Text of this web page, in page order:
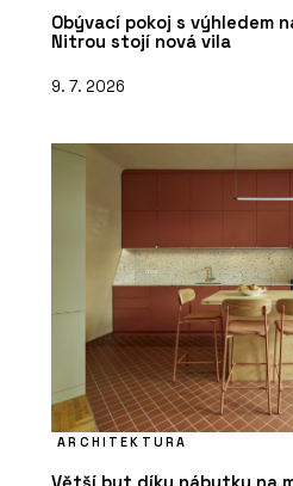
Obývací pokoj s výhledem
Nitrou stojí nová vila
9. 7. 2026
ARCHITEKTURA